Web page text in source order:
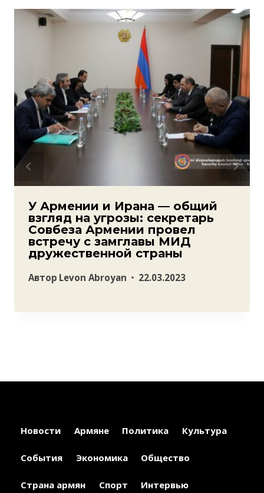
У Армении и Ирана — общий
взгляд на угрозы: секретарь
Совбеза Армении провел
встречу с замглавы МИД
дружественной страны
Автор Levon Abroyan 22.03.2023
Новости Армяне Политика Культура
События Экономика Общество
Страна армян Спорт Интервью